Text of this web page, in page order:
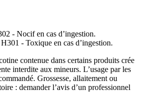
- Nocif en cas d’ingestion.
- Toxique en cas d’ingestion.
contenue dans certains produits crée
interdite aux mineurs. L’usage par les
Grossesse, allaitement ou
: demander l’avis d’un professionnel